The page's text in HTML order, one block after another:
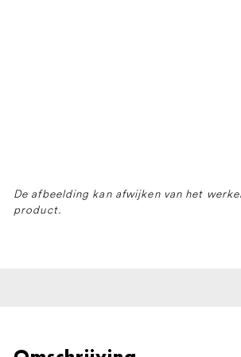
De afbeelding kan afwijken van het
product.